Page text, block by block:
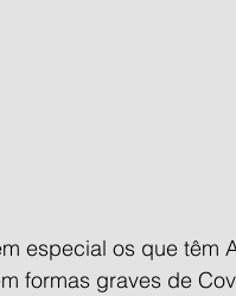
especial os que têm
formas graves de